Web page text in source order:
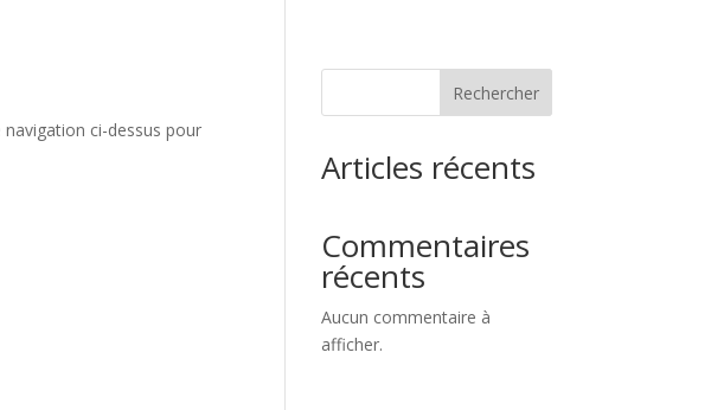
ci-dessus pour
Rechercher
Articles récents
Commentaires
récents
Aucun commentaire à
afficher.